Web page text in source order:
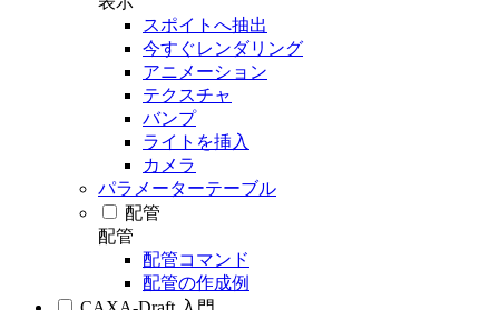
スポイトへ抽出
今すぐレンダリング
アニメーション
テクスチャ
バンプ
ライトを挿入
カメラ
パラメーターテーブル
配管
配管
配管コマンド
配管の作成例